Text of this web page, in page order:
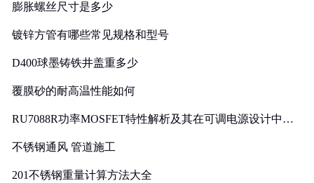
膨胀螺丝尺寸是多少
镀锌方管有哪些常见规格和型号
D400球墨铸铁井盖重多少
覆膜砂的耐高温性能如何
RU7088R功率MOSFET特性解析及其在可调电源设计中的
不锈钢通风 管道施工
201不锈钢重量计算方法大全